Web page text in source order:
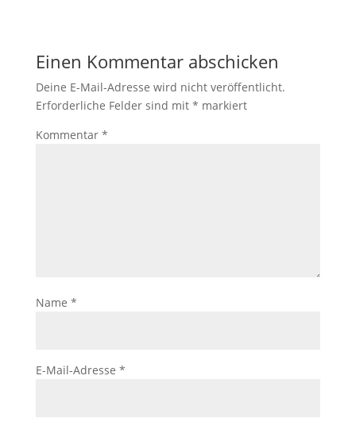
Einen Kommentar abschicken
Deine E-Mail-Adresse wird nicht veröffentlicht.
Erforderliche Felder sind mit * markiert
Kommentar *
Name *
E-Mail-Adresse *